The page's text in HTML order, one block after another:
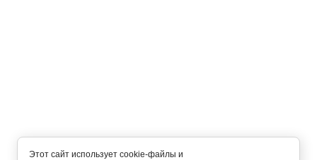
Этот сайт использует cookie-файлы и